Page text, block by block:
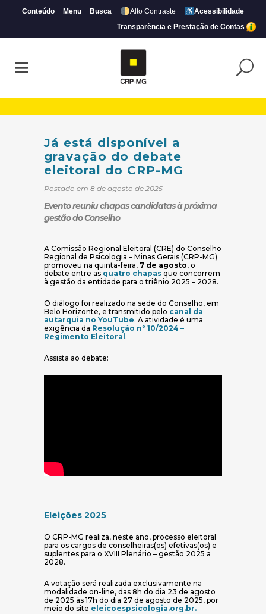
Conteúdo Menu Busca Alto Contraste
Acessibilidade
Transparência e Prestação de Contas
Já está disponível a
gravação do debate
eleitoral do CRP-MG
Postado em 8 de agosto de 2025
Evento reuniu chapas candidatas à próxima
gestão do Conselho
A Comissão Regional Eleitoral (CRE) do Conselho
Regional de Psicologia – Minas Gerais (CRP-MG)
promoveu na quinta-feira, 7 de agosto, o
debate entre as quatro chapas(abre em nova janela)
que concorrem
à gestão da entidade para o triênio 2025 – 2028.
O diálogo foi realizado na sede do Conselho, em
Belo Horizonte, e transmitido pelo canal da
autarquia no YouTube(abre em nova janela)
. A atividade é uma
exigência da Resolução nº 10/2024 –
Regimento Eleitoral (abre em nova janela)
.
Assista ao debate:
Eleições 2025
O CRP-MG realiza, neste ano, processo eleitoral
para os cargos de conselheiras(os) efetivas(os) e
suplentes para o XVIII Plenário – gestão 2025 a
2028.
A votação será realizada exclusivamente na
modalidade on-line, das 8h do dia 23 de agosto
de 2025 às 17h do dia 27 de agosto de 2025, por
meio do site eleicoespsicologia.org.br.(abre em nova